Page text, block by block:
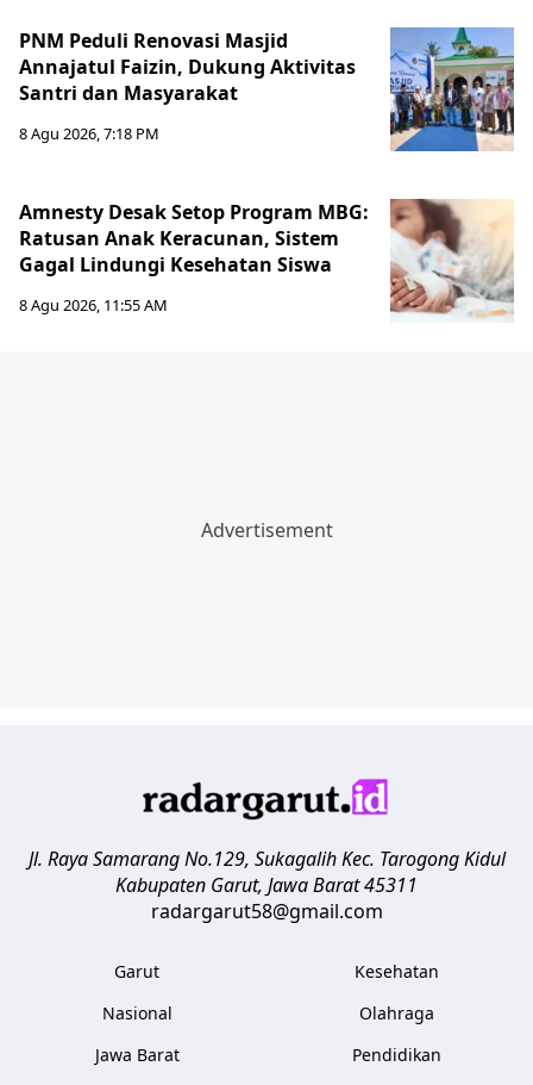
PNM Peduli Renovasi Masjid
Annajatul Faizin, Dukung Aktivitas
Santri dan Masyarakat
8 Agu 2026, 7:18 PM
Amnesty Desak Setop Program MBG:
Ratusan Anak Keracunan, Sistem
Gagal Lindungi Kesehatan Siswa
8 Agu 2026, 11:55 AM
Jl. Raya Samarang No.129, Sukagalih Kec. Tarogong Kidul
Kabupaten Garut, Jawa Barat45311
radargarut58@gmail.com
Garut
Nasional
Jawa Barat
Kesehatan
Olahraga
Pendidikan